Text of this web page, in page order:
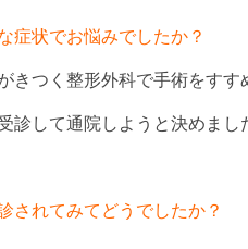
症状でお悩みでしたか？
きつく整形外科で手術をすす
診して通院しようと決めまし
されてみてどうでしたか？